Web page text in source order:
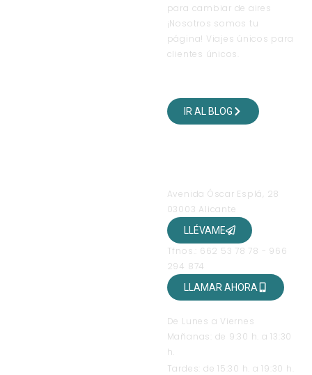
para cambiar de aires
¡Nosotros somos tu
página! Viajes únicos para
clientes únicos.
IR AL BLOG
Avenida Óscar Esplá, 28
03003 Alicante
LLÉVAME
Tfnos.: 662 53 78 78 - 966
294 874
LLAMAR AHORA
De Lunes a Viernes
Mañanas: de 9:30 h. a 13:30
h.
Tardes: de 15:30 h. a 19:30 h.